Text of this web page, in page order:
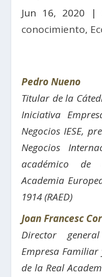
Jun 16, 2020 |
conocimiento,
Pedro Nueno
Titular de la
Iniciativa
Negocios IESE, p
Negocios
académico
Academia
1914 (RAED)
Joan Francesc
Director
Empresa
de la Real